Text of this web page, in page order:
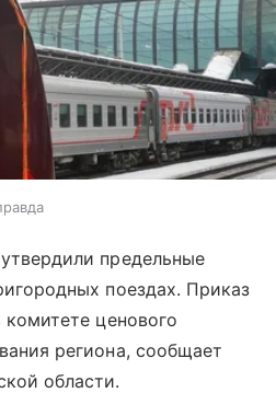
предельные
поездах. Приказ
комитете ценового
региона, сообщает
области.